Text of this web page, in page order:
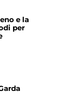
e la
per